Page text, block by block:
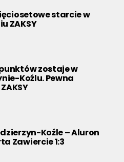
starcie w
ZAKSY
zostaje w
Koźlu. Pewna
Koźle – Aluron
Zawiercie 1:3